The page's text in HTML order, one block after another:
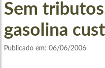
Sem
gasolina
Publicado em: 06/06/2006